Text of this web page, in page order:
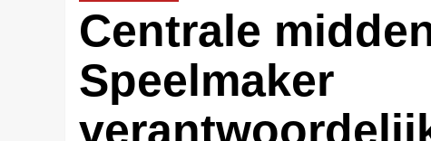
Centrale
Speelmaker